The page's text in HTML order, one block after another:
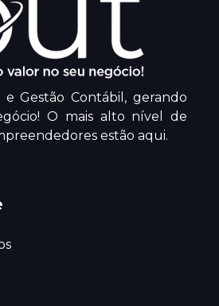
Gestão Contábil, gerando
O mais alto nível de
estão aqui.